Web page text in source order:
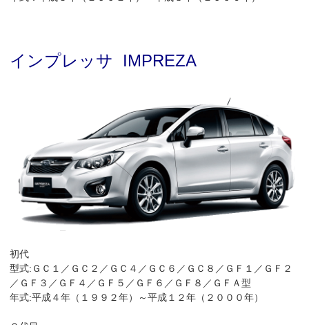
インプレッサ IMPREZA
初代
型式:ＧＣ１／ＧＣ２／ＧＣ４／ＧＣ６／ＧＣ８／ＧＦ１／ＧＦ２
／ＧＦ３／ＧＦ４／ＧＦ５／ＧＦ６／ＧＦ８／ＧＦＡ型
年式:平成４年（１９９２年）～平成１２年（２０００年）